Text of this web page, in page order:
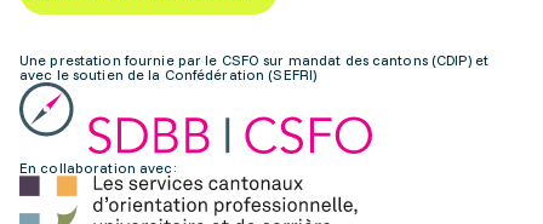
Une prestation fournie par le CSFO sur mandat des cantons (CDIP) et
avec le soutien de la Confédération (SEFRI)
En collaboration avec: